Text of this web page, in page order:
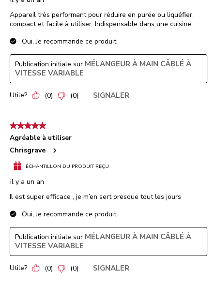
Appareil très performant pour réduire en purée ou liquéfier,
compact et facile à utiliser. Indispensable dans une cuisine.
Oui, Je recommande ce produit.
Publication initiale sur MÉLANGEUR À MAIN CÂBLÉ À
VITESSE VARIABLE
Utile? (0) (0) SIGNALER
5 étoile(s) sur 5.
Agréable à utiliser
Chrisgrave
ÉCHANTILLON DU PRODUIT REÇU
il y a un an
Il est super efficace , je m’en sert presque tout les jours
Oui, Je recommande ce produit.
Publication initiale sur MÉLANGEUR À MAIN CÂBLÉ À
VITESSE VARIABLE
Utile? (0) (0) SIGNALER